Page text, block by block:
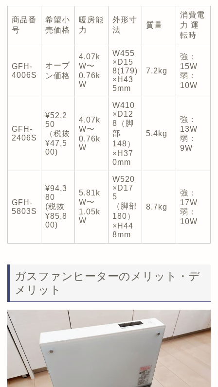
商品番
号
希望小
売価格
暖房能
力
外形寸
法
質量
消費電
力 運
転時
GFH-
4006S
オープ
ン価格
4.07k
W〜
0.76k
W
W455
×D15
8(179)
×H43
5mm
7.2kg
強：
15W
弱：
10W
GFH-
2406S
¥52,2
50
（税抜
¥47,5
00)
4.07k
W〜
0.76k
W
W410
×D12
8（脚
部
148）
×H37
0mm
5.4kg
強：
13W
弱：
9W
GFH-
5803S
¥94,3
80
(税抜
¥85,8
00)
5.81k
W〜
1.05k
W
W520
×D17
5
（脚部
180）
×H44
8mm
8.7kg
強：
17W
弱：
10W
ガスファンヒーターのメリット・デ
メリット